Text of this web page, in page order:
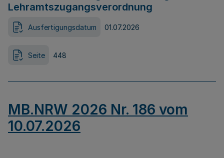
Lehramtszugangsverordnung
Ausfertigungsdatum 01.07.2026
Seite 448
MB.NRW 2026 Nr. 186 vom
10.07.2026